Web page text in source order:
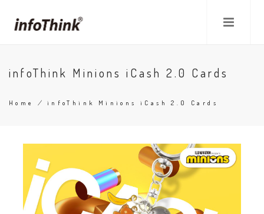
main
infoThink Minions iCash 2.0 Cards
Home / infoThink Minions iCash 2.0 Cards